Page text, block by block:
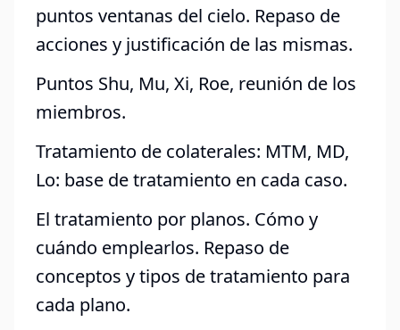
puntos ventanas del cielo. Repaso de
acciones y justificación de las mismas.
Puntos Shu, Mu, Xi, Roe, reunión de los
miembros.
Tratamiento de colaterales: MTM, MD,
Lo: base de tratamiento en cada caso.
El tratamiento por planos. Cómo y
cuándo emplearlos. Repaso de
conceptos y tipos de tratamiento para
cada plano.